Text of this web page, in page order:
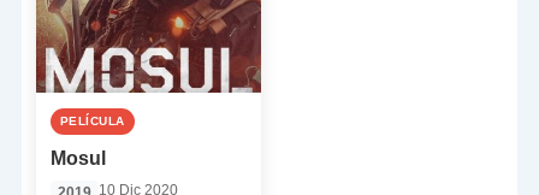
PELÍCULA
Mosul
10 Dic 2020